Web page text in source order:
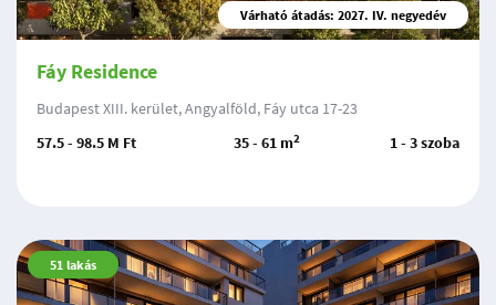
Várható átadás: 2027. IV. negyedév
Fáy Residence
Budapest XIII. kerület, Angyalföld, Fáy utca 17-23
57.5 - 98.5 M Ft
35 - 61 m2 1 - 3 szoba
51 lakás